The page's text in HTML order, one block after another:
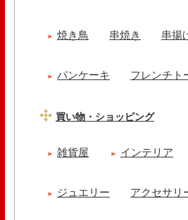
焼き鳥 串焼き 串揚
パンケーキ フレンチト
買い物・ショッピング
雑貨屋 インテリア
ジュエリー アクセサリ